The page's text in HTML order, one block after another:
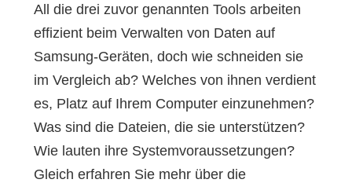
All die drei zuvor genannten Tools arbeiten
effizient beim Verwalten von Daten auf
Samsung-Geräten, doch wie schneiden sie
im Vergleich ab? Welches von ihnen verdient
es, Platz auf Ihrem Computer einzunehmen?
Was sind die Dateien, die sie unterstützen?
Wie lauten ihre Systemvoraussetzungen?
Gleich erfahren Sie mehr über die